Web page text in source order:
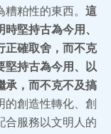
粕性的東西。 這
堅持古為今用、
正確取舍，而不克
堅持古為今用、以
承，而不克不及搞
的創造性轉化、創
合服務以文明人的